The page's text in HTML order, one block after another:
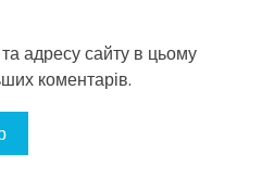
адресу сайту в цьому
коментарів.